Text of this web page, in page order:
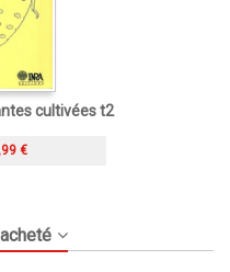
cultivées t2
€